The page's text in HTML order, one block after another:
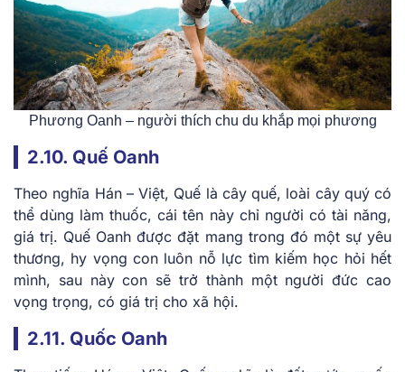
Phương Oanh – người thích chu du khắp mọi phương
2.10. Quế Oanh
Theo nghĩa Hán – Việt, Quế là cây quế, loài cây quý có
thể dùng làm thuốc, cái tên này chỉ người có tài năng,
giá trị. Quế Oanh được đặt mang trong đó một sự yêu
thương, hy vọng con luôn nỗ lực tìm kiếm học hỏi hết
mình, sau này con sẽ trở thành một người đức cao
vọng trọng, có giá trị cho xã hội.
2.11. Quốc Oanh